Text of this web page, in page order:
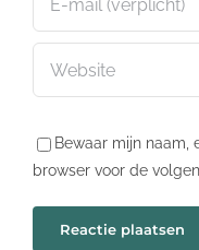
Bewaar mijn naam,
browser voor de